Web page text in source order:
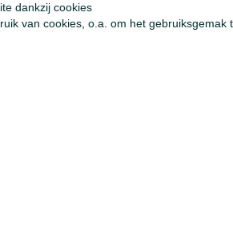
dankzij cookies
van cookies, o.a. om het